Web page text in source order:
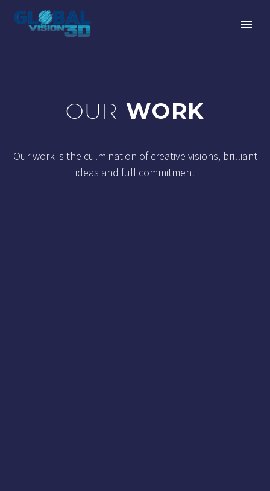
OUR WORK
Our work is the culmination of creative visions, brilliant
ideas and full commitment